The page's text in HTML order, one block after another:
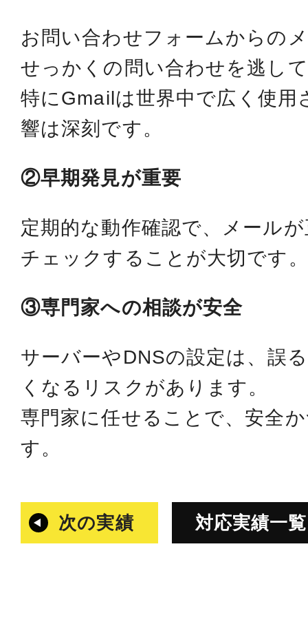
お問い合わせフォームからの
せっかくの問い合わせを逃し
特にGmailは世界中で広く使用
響は深刻です。
②早期発見が重要
定期的な動作確認で、メール
チェックすることが大切です。
③専門家への相談が安全
サーバーやDNSの設定は、誤
くなるリスクがあります。
専門家に任せることで、安全
す。
次の実績 対応実績一覧